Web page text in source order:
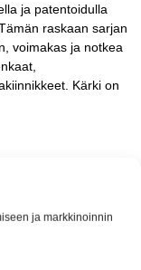
ja markkinoinnin
ja patentoidulla
raskaan sarjan
voimakas ja notkea
Kärki on